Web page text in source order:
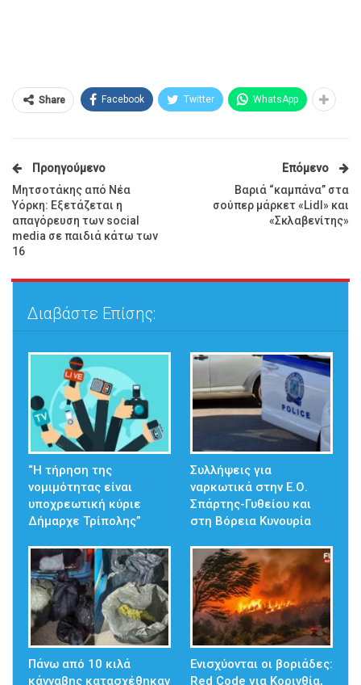
Share Facebook Twitter WhatsApp
Προηγούμενο
Μητσοτάκης από Νέα
Υόρκη: Εξετάζεται η
απαγόρευση των social
media σε παιδιά κάτω των
16
Επόμενο
Βαριά “καμπάνα” στα
σούπερ μάρκετ «Lidl» και
«Σκλαβενίτης»
Διαβάστε Επίσης:
“Η τήρηση της
νομιμότητας είναι
υποχρεωτική κύριε
Δήμαρχε Τρίπολης”
Συλλήψεις για
ναρκωτικά στην Ε.Ο.
Σπάρτης-Γυθείου και
στη Βόρεια Κυνουρία
Πάνω από 10 κιλά
κάνναβης κατασχέθηκαν
Ενισχύονται οι βοριάδες:
Red Code για Κορινθία,